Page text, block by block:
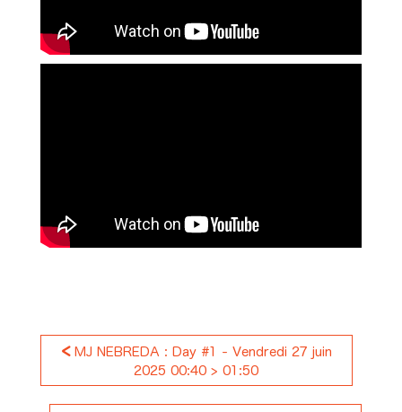
<MJ NEBREDA : Day #1 - Vendredi 27 juin
2025 00:40 > 01:50